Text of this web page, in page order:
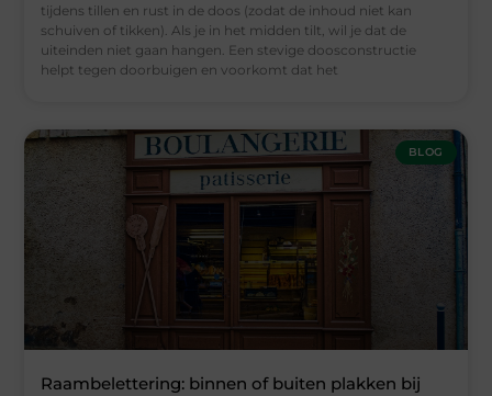
tijdens tillen en rust in de doos (zodat de inhoud niet kan
schuiven of tikken). Als je in het midden tilt, wil je dat de
uiteinden niet gaan hangen. Een stevige doosconstructie
helpt tegen doorbuigen en voorkomt dat het
BLOG
Raambelettering: binnen of buiten plakken bij